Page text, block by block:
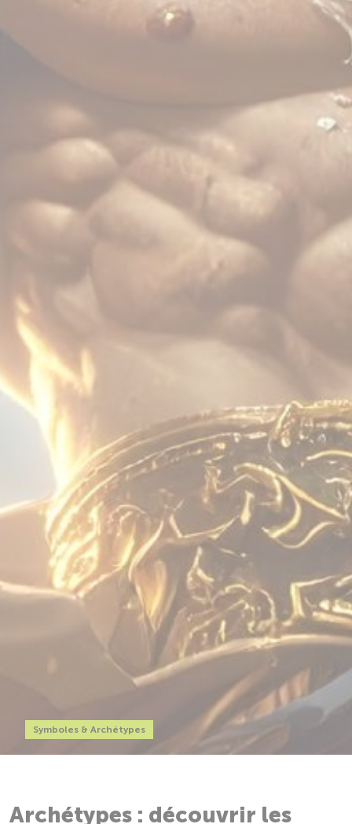
Symboles & Archétypes
Archétypes : découvrir les